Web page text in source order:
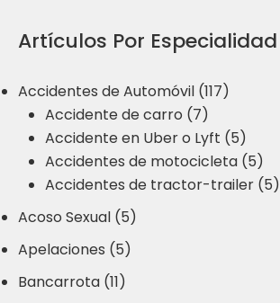
Artículos Por Especialidad
Accidentes de Automóvil (117)
Accidente de carro (7)
Accidente en Uber o Lyft (5)
Accidentes de motocicleta (5)
Accidentes de tractor-trailer (5)
Acoso Sexual (5)
Apelaciones (5)
Bancarrota (11)